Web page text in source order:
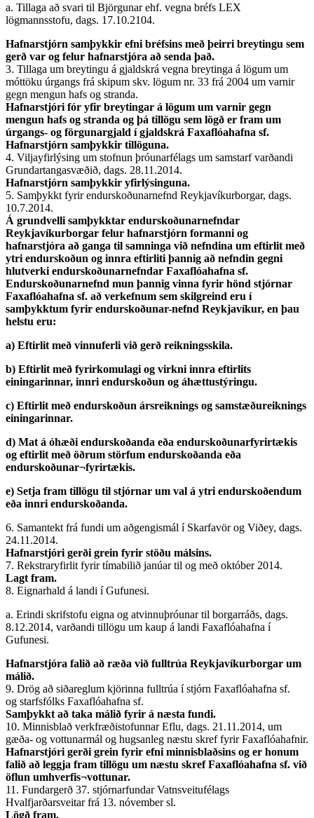
a. Tillaga að svari til Björgunar ehf. vegna bréfs LEX
lögmannsstofu, dags. 17.10.2104.
Hafnarstjórn samþykkir efni bréfsins með þeirri breytingu sem
gerð var og felur hafnarstjóra að senda það.
3. Tillaga um breytingu á gjaldskrá vegna breytinga á lögum um
móttöku úrgangs frá skipum skv. lögum nr. 33 frá 2004 um varnir
gegn mengun hafs og stranda.
Hafnarstjóri fór yfir breytingar á lögum um varnir gegn
mengun hafs og stranda og þá tillögu sem lögð er fram um
úrgangs- og förgunargjald í gjaldskrá Faxaflóahafna sf.
Hafnarstjórn samþykkir tillöguna.
4. Viljayfirlýsing um stofnun þróunarfélags um samstarf varðandi
Grundartangasvæðið, dags. 28.11.2014.
Hafnarstjórn samþykkir yfirlýsinguna.
5. Samþykkt fyrir endurskoðunarnefnd Reykjavíkurborgar, dags.
10.7.2014.
Á grundvelli samþykktar endurskoðunarnefndar
Reykjavíkurborgar felur hafnarstjórn formanni og
hafnarstjóra að ganga til samninga við nefndina um eftirlit með
ytri endurskoðun og innra eftirliti þannig að nefndin gegni
hlutverki endurskoðunarnefndar Faxaflóahafna sf.
Endurskoðunarnefnd mun þannig vinna fyrir hönd stjórnar
Faxaflóahafna sf. að verkefnum sem skilgreind eru í
samþykktum fyrir endurskoðunar-nefnd Reykjavíkur, en þau
helstu eru:
a) Eftirlit með vinnuferli við gerð reikningsskila.
b) Eftirlit með fyrirkomulagi og virkni innra eftirlits
einingarinnar, innri endurskoðun og áhættustýringu.
c) Eftirlit með endurskoðun ársreiknings og samstæðureiknings
einingarinnar.
d) Mat á óhæði endurskoðanda eða endurskoðunarfyrirtækis
og eftirlit með öðrum störfum endurskoðanda eða
endurskoðunar¬fyrirtækis.
e) Setja fram tillögu til stjórnar um val á ytri endurskoðendum
eða innri endurskoðanda.
6. Samantekt frá fundi um aðgengismál í Skarfavör og Viðey, dags.
24.11.2014.
Hafnarstjóri gerði grein fyrir stöðu málsins.
7. Rekstraryfirlit fyrir tímabilið janúar til og með október 2014.
Lagt fram.
8. Eignarhald á landi í Gufunesi.
a. Erindi skrifstofu eigna og atvinnuþróunar til borgarráðs, dags.
8.12.2014, varðandi tillögu um kaup á landi Faxaflóahafna í
Gufunesi.
Hafnarstjóra falið að ræða við fulltrúa Reykjavíkurborgar um
málið.
9. Drög að siðareglum kjörinna fulltrúa í stjórn Faxaflóahafna sf.
og starfsfólks Faxaflóahafna sf.
Samþykkt að taka málið fyrir á næsta fundi.
10. Minnisblað verkfræðistofunnar Eflu, dags. 21.11.2014, um
gæða- og vottunarmál og hugsanleg næstu skref fyrir Faxaflóahafnir.
Hafnarstjóri gerði grein fyrir efni minnisblaðsins og er honum
falið að leggja fram tillögu um næstu skref Faxaflóahafna sf. við
öflun umhverfis¬vottunar.
11. Fundargerð 37. stjórnarfundar Vatnsveitufélags
Hvalfjarðarsveitar frá 13. nóvember sl.
Lögð fram.